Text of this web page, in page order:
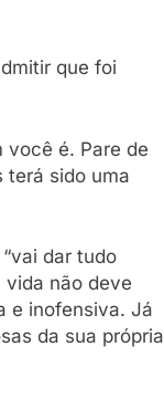
que foi
você é. Pare de
terá sido uma
dar tudo
vida não deve
e inofensiva. Já
da sua própria